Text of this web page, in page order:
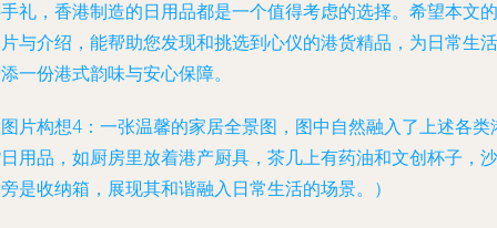
礼，香港制造的日用品都是一个值得考虑的选择。希望本文的
与介绍，能帮助您发现和挑选到心仪的港货精品，为日常生活
一份港式韵味与安心保障。
片构想4：一张温馨的家居全景图，图中自然融入了上述各类
用品，如厨房里放着港产厨具，茶几上有药油和文创杯子，沙
是收纳箱，展现其和谐融入日常生活的场景。）